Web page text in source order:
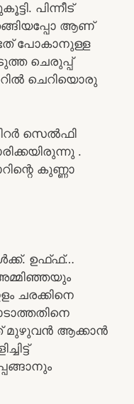
പിന്നീട്
ആണ്
പോകാനുള്ള
ചെരുപ്പ്
ചെറിയൊരു
സെൽഫി
.
കുണ്ണാ
ഉഫ്ഫ്…
ചരക്കിനെ
അത് മുഴുവൻ ആക്കാൻ